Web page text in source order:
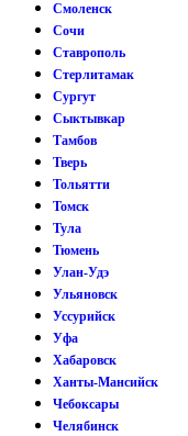
Смоленск
Сочи
Ставрополь
Стерлитамак
Сургут
Сыктывкар
Тамбов
Тверь
Тольятти
Томск
Тула
Тюмень
Улан-Удэ
Ульяновск
Уссурийск
Уфа
Хабаровск
Ханты-Мансийск
Чебоксары
Челябинск